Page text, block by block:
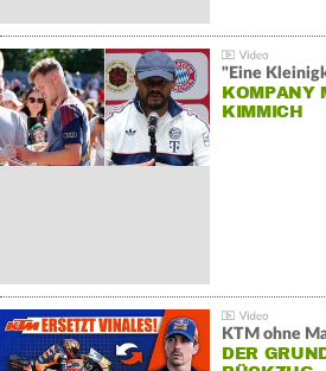
"Eine
KOMPANY
KIMMICH
KTM ohne
DER